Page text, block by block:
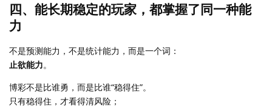
四、能长期稳定的玩家，都掌握了同一种能
力
不是预测能力，不是统计能力，而是一个词：
止欲能力。
博彩不是比谁勇，而是比谁“稳得住”。
只有稳得住，才看得清风险；